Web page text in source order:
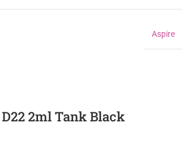
Aspire
2ml Tank Black